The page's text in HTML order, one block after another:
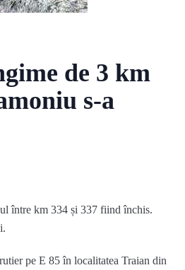
de 3 km
s-a
între km 334 și 337 fiind închis.
pe E 85 în localitatea Traian din